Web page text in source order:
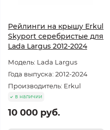
Рейлинги на крышу Erkul
Skyport серебристые для
Lada Largus 2012-2024
Модель: Lada Largus
Года выпуска: 2012-2024
Производитель: Erkul
в наличии
10 000 руб.